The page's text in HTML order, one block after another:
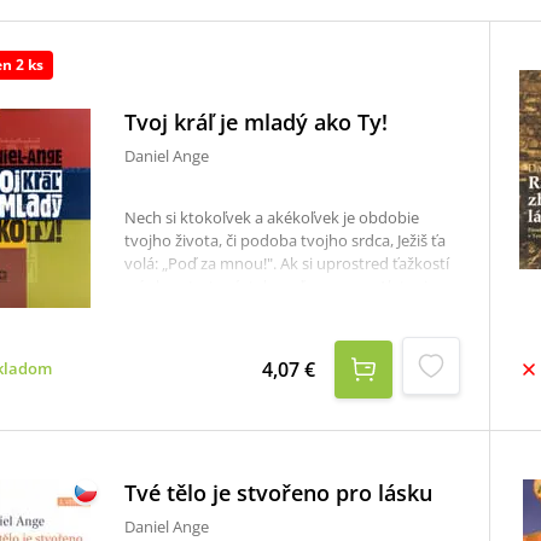
2 ks
Tvoj kráľ je mladý ako Ty!
Daniel Ange
Nech si ktokoľvek a akékoľvek je obdobie
tvojho života, či podoba tvojho srdca, Ježiš ťa
volá: „Poď za mnou!". Ak si uprostred ťažkostí
Ak klesáš pod ťarchou priťažkých otázok : tak
poď za mnou! Ak sa nevieš dostať z bahna, do
ktorého si zapadol: tak poď za mnou! Ak sa
motáš v tme dookola, nevediac, ani odkiaľ
4,07 €
Tvé tělo je stvořeno pro lásku
Daniel Ange